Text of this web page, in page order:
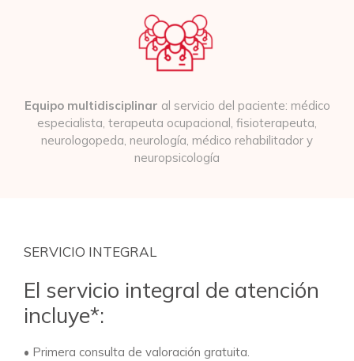
Equipo multidisciplinar al servicio del paciente: médico
especialista, terapeuta ocupacional, fisioterapeuta,
neurologopeda, neurología, médico rehabilitador y
neuropsicología
SERVICIO INTEGRAL
El servicio integral de atención
incluye*:
• Primera consulta de valoración gratuita.